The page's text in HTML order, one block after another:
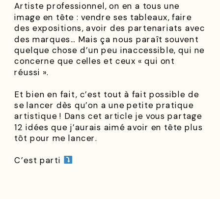
Artiste professionnel, on en a tous une
image en tête : vendre ses tableaux, faire
des expositions, avoir des partenariats avec
des marques… Mais ça nous paraît souvent
quelque chose d’un peu inaccessible, qui ne
concerne que celles et ceux « qui ont
réussi ».
Et bien en fait, c’est tout à fait possible de
se lancer dès qu’on a une petite pratique
artistique ! Dans cet article je vous partage
12 idées que j’aurais aimé avoir en tête plus
tôt pour me lancer.
C’est parti